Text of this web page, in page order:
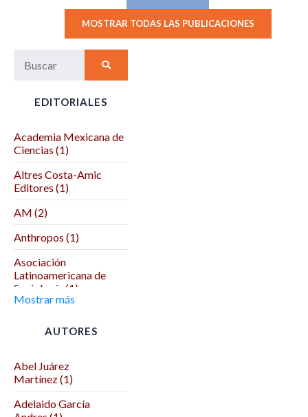
MOSTRAR TODAS LAS PUBLICACIONES
EDITORIALES
Academia Mexicana de
Ciencias (1)
Altres Costa-Amic
Editores (1)
AM (2)
Anthropos (1)
Asociación
Latinoamericana de
Sociología (1)
de Ciencias Políticas (1)
Benemérita Universidad
Autónoma de Puebla (2)
Benemérita y
Mostrar más
AUTORES
Abel Juárez
Martínez (1)
Adelaido García